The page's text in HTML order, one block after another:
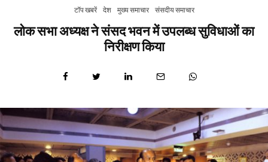
टॉप खबरें देश मुख्य समाचार संसदीय समाचार
लोक सभा अध्यक्ष ने संसद भवन में उपलब्ध सुविधाओं का
निरीक्षण किया